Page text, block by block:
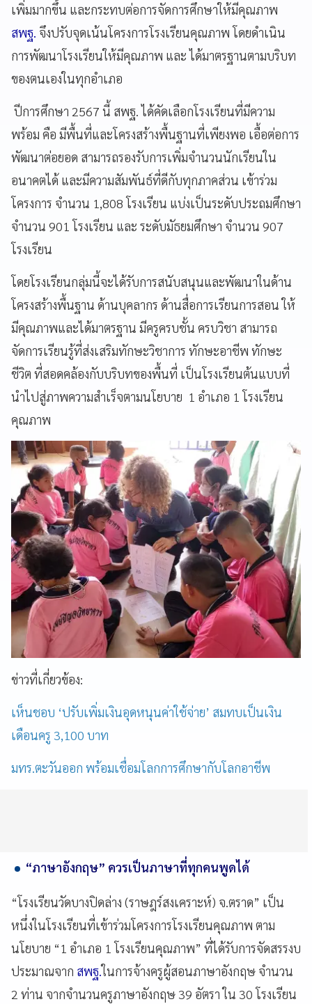
เพิ่มมากขึ้น และกระทบต่อการจัดการศึกษาให้มีคุณภาพ
สพฐ. จึงปรับจุดเน้นโครงการโรงเรียนคุณภาพ โดยดำเนิน
การพัฒนาโรงเรียนให้มีคุณภาพ และ ได้มาตรฐานตามบริบท
ของตนเองในทุกอำเภอ
ปีการศึกษา 2567 นี้ สพฐ. ได้คัดเลือกโรงเรียนที่มีความ
พร้อม คือ มีพื้นที่และโครงสร้างพื้นฐานที่เพียงพอ เอื้อต่อการ
พัฒนาต่อยอด สามารถรองรับการเพิ่มจำนวนนักเรียนใน
อนาคตได้ และมีความสัมพันธ์ที่ดีกับทุกภาคส่วน เข้าร่วม
โครงการ จำนวน 1,808 โรงเรียน แบ่งเป็นระดับประถมศึกษา
จำนวน 901 โรงเรียน และ ระดับมัธยมศึกษา จำนวน 907
โรงเรียน
โดยโรงเรียนกลุ่มนี้จะได้รับการสนับสนุนและพัฒนาในด้าน
โครงสร้างพื้นฐาน ด้านบุคลากร ด้านสื่อการเรียนการสอน ให้
มีคุณภาพและได้มาตรฐาน มีครูครบชั้น ครบวิชา สามารถ
จัดการเรียนรู้ที่ส่งเสริมทักษะวิชาการ ทักษะอาชีพ ทักษะ
ชีวิต ที่สอดคล้องกับบริบทของพื้นที่ เป็นโรงเรียนต้นแบบที่
นำไปสู่ภาพความสำเร็จตามนโยบาย 1 อำเภอ 1 โรงเรียน
คุณภาพ
ข่าวที่เกี่ยวข้อง:
เห็นชอบ ‘ปรับเพิ่มเงินอุดหนุนค่าใช้จ่าย’ สมทบเป็นเงิน
เดือนครู 3,100 บาท
มทร.ตะวันออก พร้อมเชื่อมโลกการศึกษากับโลกอาชีพ
“ภาษาอังกฤษ” ควรเป็นภาษาที่ทุกคนพูดได้
“โรงเรียนวัดบางปิดล่าง (ราษฎร์สงเคราะห์) จ.ตราด” เป็น
หนึ่งในโรงเรียนที่เข้าร่วมโครงการโรงเรียนคุณภาพ ตาม
นโยบาย “1 อำเภอ 1 โรงเรียนคุณภาพ” ที่ได้รับการจัดสรรงบ
ประมาณจาก สพฐ.ในการจ้างครูผู้สอนภาษาอังกฤษ จำนวน
2 ท่าน จากจำนวนครูภาษาอังกฤษ 39 อัตรา ใน 30 โรงเรียน